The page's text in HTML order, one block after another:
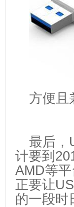
方便且
最后，
计要到
AMD等
正要让
的一段时